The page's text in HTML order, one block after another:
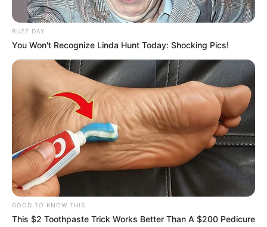
BUZZ DAY
You Won't Recognize Linda Hunt Today: Shocking Pics!
GOOD TO KNOW THIS
This $2 Toothpaste Trick Works Better Than A $200 Pedicure